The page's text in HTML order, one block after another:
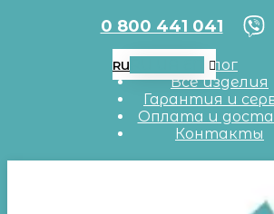
0 800 441 041
Блог
Все изделия
Гарантия и
Оплата и
Контакты
RU